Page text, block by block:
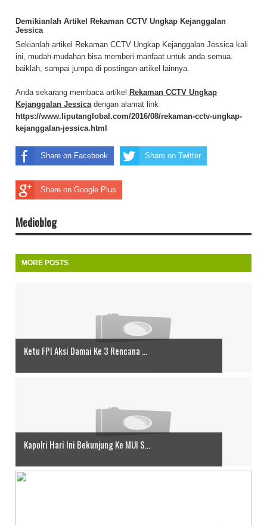
Demikianlah Artikel Rekaman CCTV Ungkap Kejanggalan
Jessica
Sekianlah artikel Rekaman CCTV Ungkap Kejanggalan Jessica kali
ini, mudah-mudahan bisa memberi manfaat untuk anda semua.
baiklah, sampai jumpa di postingan artikel lainnya.
Anda sekarang membaca artikel Rekaman CCTV Ungkap
Kejanggalan Jessicadengan alamat link
https://www.liputanglobal.com/2016/08/rekaman-cctv-ungkap-
kejanggalan-jessica.html
Share on Facebook Share on Twitter
Share on Google Plus
Medioblog
MORE POSTS
Ketu FPI Aksi Damai Ke 3 Rencana ...
Kapolri Hari Ini Bekunjung Ke MUI S...